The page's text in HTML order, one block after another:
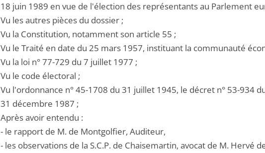
18 juin 1989 en vue de l'élection des représentants au Parlement
Vu les autres pièces du dossier ;
Vu la Constitution, notamment son article 55 ;
Vu le Traité en date du 25 mars 1957, instituant la communauté
Vu la loi n° 77-729 du 7 juillet 1977 ;
Vu le code électoral ;
Vu l'ordonnance n° 45-1708 du 31 juillet 1945, le décret n° 53-934
31 décembre 1987 ;
Après avoir entendu :
- le rapport de M. de Montgolfier, Auditeur,
- les observations de la S.C.P. de Chaisemartin, avocat de M. Hervé